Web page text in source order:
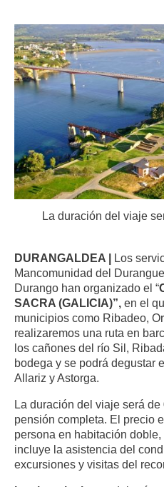
La duración del viaje
DURANGALDEA | Los
Mancomunidad del
Durango han organizado el “
SACRA (GALICIA)”, en el
municipios como Ribadeo,
realizaremos una ruta en
los cañones del río Sil,
bodega y se podrá degustar
Allariz y Astorga.
La duración del viaje será de
pensión completa. El precio
persona en habitación
incluye la asistencia del
excursiones y visitas del